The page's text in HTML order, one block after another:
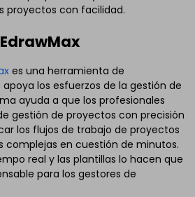
proyectos con facilidad.
es una herramienta de
los esfuerzos de la gestión de
ayuda a que los profesionales
gestión de proyectos con precisión
los flujos de trabajo de proyectos
complejas en cuestión de minutos.
real y las plantillas lo hacen que
para los gestores de